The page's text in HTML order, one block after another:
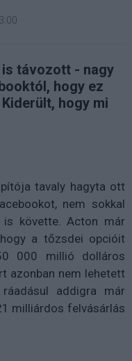
távozott - nagy
hogy ez
hogy mi
tavaly hagyta ott
nem sokkal
követte. Acton már
a tőzsdei opcióit
000 millió dolláros
azonban nem lehetett
addigra már
milliárdos felvásárlás